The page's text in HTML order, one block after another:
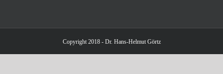
Copyright 2018 - Dr. Hans-Helmut Görtz